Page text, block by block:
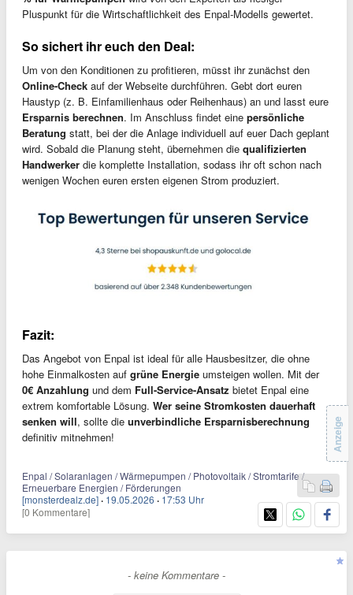
Pluspunkt für die Wirtschaftlichkeit des Enpal-Modells gewertet.
So sichert ihr euch den Deal:
Um von den Konditionen zu profitieren, müsst ihr zunächst den
Online-Check auf der Webseite durchführen. Gebt dort euren
Haustyp (z. B. Einfamilienhaus oder Reihenhaus) an und lasst eure
Ersparnis berechnen. Im Anschluss findet eine persönliche
Beratung statt, bei der die Anlage individuell auf euer Dach geplant
wird. Sobald die Planung steht, übernehmen die qualifizierten
Handwerker die komplette Installation, sodass ihr oft schon nach
wenigen Wochen euren ersten eigenen Strom produziert.
Fazit:
Das Angebot von Enpal ist ideal für alle Hausbesitzer, die ohne
hohe Einmalkosten auf grüne Energie umsteigen wollen. Mit der
0€ Anzahlung und dem Full-Service-Ansatz bietet Enpal eine
extrem komfortable Lösung. Wer seine Stromkosten dauerhaft
senken will, sollte die unverbindliche Ersparnisberechnung
definitiv mitnehmen!
Enpal / Solaranlagen / Wärmepumpen / Photovoltaik / Stromtarife /
Erneuerbare Energien / Förderungen
[monsterdealz.de] · 19.05.2026 · 17:53 Uhr
[0 Kommentare]
Anzeige
- keine Kommentare -